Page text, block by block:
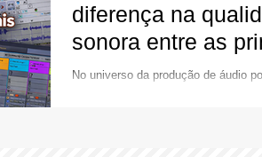
diferença na
sonora entre as
DAWs.
No universo da produção de áudio